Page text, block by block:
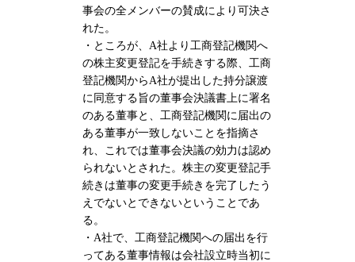
事会の全メンバーの賛成により可決さ
れた。
・ところが、A社より工商登記機関へ
の株主変更登記を手続きする際、工商
登記機関からA社が提出した持分譲渡
に同意する旨の董事会決議書上に署名
のある董事と、工商登記機関に届出の
ある董事が一致しないことを指摘さ
れ、これでは董事会決議の効力は認め
られないとされた。株主の変更登記手
続きは董事の変更手続きを完了したう
えでないとできないということであ
る。
・A社で、工商登記機関への届出を行
ってある董事情報は会社設立時当初に